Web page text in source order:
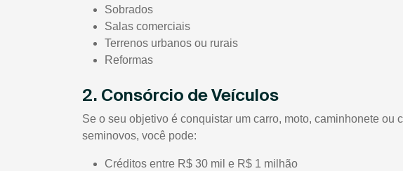
Sobrados
Salas comerciais
Terrenos urbanos ou rurais
Reformas
2. Consórcio de Veículos
Se o seu objetivo é conquistar um carro, moto, caminhonete
seminovos, você pode:
Créditos entre R$ 30 mil e R$ 1 milhão